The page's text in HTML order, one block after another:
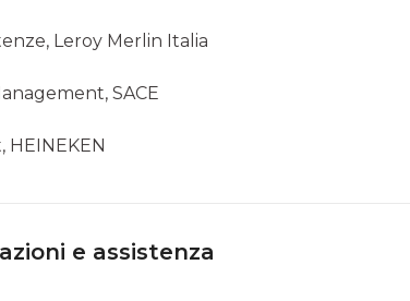
Leroy Merlin Italia
SACE
HEINEKEN
e assistenza